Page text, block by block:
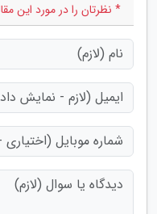
* نظرتان را در مورد این